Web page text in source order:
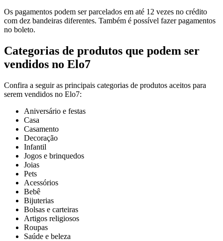
Os pagamentos podem ser parcelados em até 12 vezes no crédito
com dez bandeiras diferentes. Também é possível fazer pagamentos
no boleto.
Categorias de produtos que podem ser
vendidos no Elo7
Confira a seguir as principais categorias de produtos aceitos para
serem vendidos no Elo7:
Aniversário e festas
Casa
Casamento
Decoração
Infantil
Jogos e brinquedos
Joias
Pets
Acessórios
Bebê
Bijuterias
Bolsas e carteiras
Artigos religiosos
Roupas
Saúde e beleza